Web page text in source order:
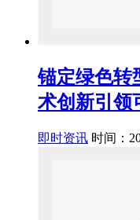
锚定绿色
术创新引领
即时资讯 时间：